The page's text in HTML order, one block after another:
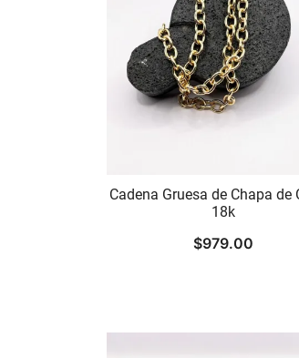
Cadena Gruesa de Chapa de
18k
$979.00